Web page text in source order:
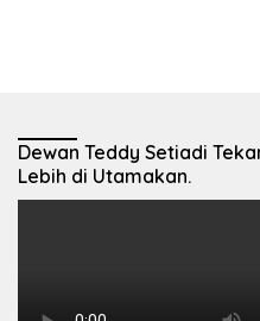
Dewan Teddy Setiadi
Lebih di Utamakan.